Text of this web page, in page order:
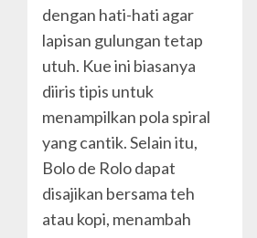
dengan hati-hati agar
lapisan gulungan tetap
utuh. Kue ini biasanya
diiris tipis untuk
menampilkan pola spiral
yang cantik. Selain itu,
Bolo de Rolo dapat
disajikan bersama teh
atau kopi, menambah